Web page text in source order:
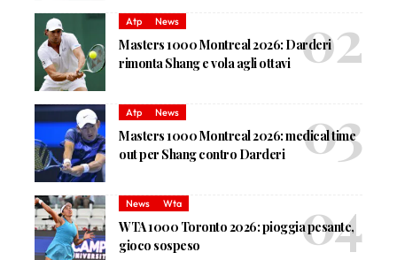
Atp News
Masters 1000 Montreal 2026: Darderi
rimonta Shang e vola agli ottavi
Atp News
Masters 1000 Montreal 2026: medical time
out per Shang contro Darderi
News Wta
WTA 1000 Toronto 2026: pioggia pesante,
gioco sospeso